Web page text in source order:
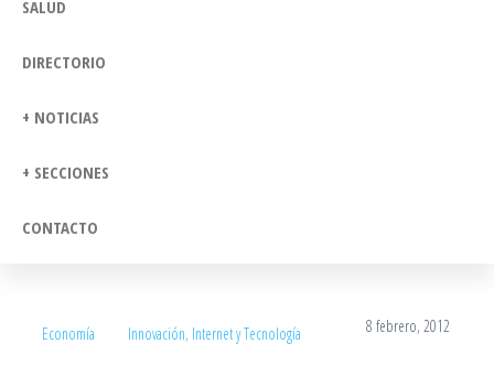
SALUD
DIRECTORIO
+ NOTICIAS
+ SECCIONES
CONTACTO
Economía Innovación, Internet y Tecnología 8 febrero, 2012